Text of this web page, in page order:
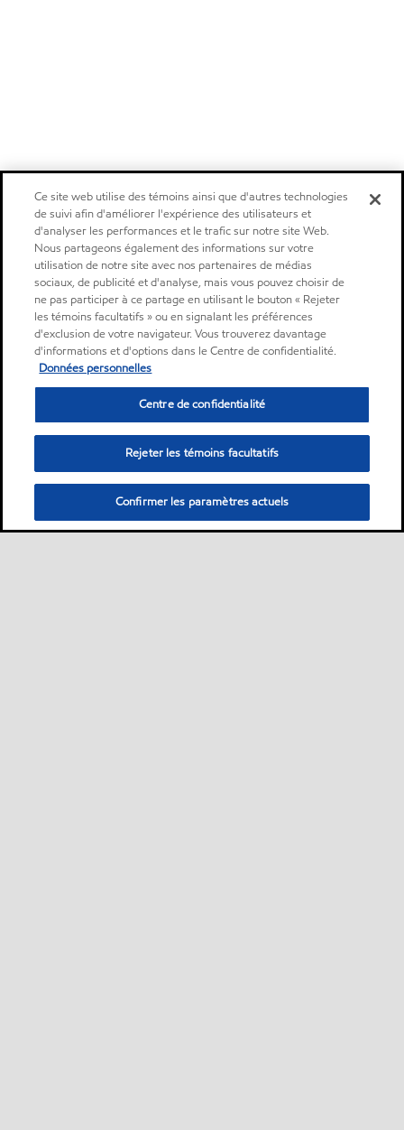
Ce site web utilise des témoins ainsi que d'autres technologies
de suivi afin d'améliorer l'expérience des utilisateurs et
d'analyser les performances et le trafic sur notre site Web.
Nous partageons également des informations sur votre
utilisation de notre site avec nos partenaires de médias
sociaux, de publicité et d'analyse, mais vous pouvez choisir de
ne pas participer à ce partage en utilisant le bouton « Rejeter
les témoins facultatifs » ou en signalant les préférences
d'exclusion de votre navigateur. Vous trouverez davantage
d'informations et d'options dans le Centre de confidentialité.
Données personnelles
Centre de confidentialité
Rejeter les témoins facultatifs
Confirmer les paramètres actuels